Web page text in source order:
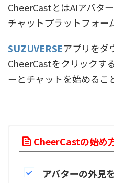
CheerCastとはAIアバタ
チャットプラットフォー
SUZUVERSEアプリをダ
CheerCastをクリックす
ーとチャットを始めるこ
CheerCastの始め
アバターの外見